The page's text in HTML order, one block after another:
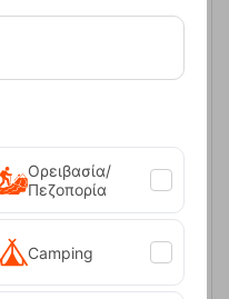
Πλάτης Kilpi
72,95
Ορειβασία/
Πεζοπορία
Camping